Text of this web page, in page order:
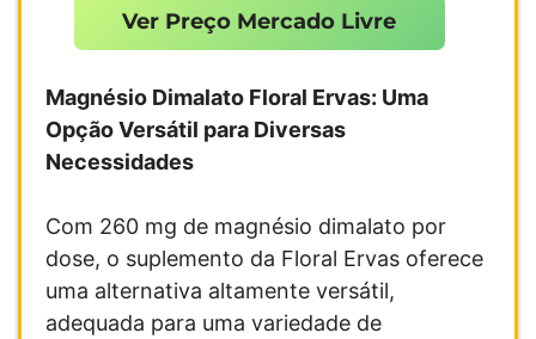
Ver Preço Mercado Livre
Magnésio Dimalato Floral Ervas: Uma
Opção Versátil para Diversas
Necessidades
Com 260 mg de magnésio dimalato por
dose, o suplemento da Floral Ervas oferece
uma alternativa altamente versátil,
adequada para uma variedade de